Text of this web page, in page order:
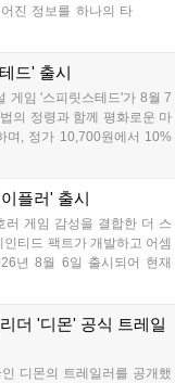
진 정보를 하나의 타
돕는 관제 허브입니
며 데이터 기반의 효
드' 출시
게임 '스피릿스테드'가 8월 7
의 정령과 함께 평화로운 마
며, 정가 10,700원에서 10%
벤처 모드와 크리에이티브
부담 없이 즐길 수 있는 힐링
플러' 출시
게임 감성을 결합한 더 스
티드 팩트가 개발하고 어셈
년 8월 6일 출시되어 현재
으로 연쇄살인 사건을 추적
더 '디몬' 공식 트레일
디몬의 트레일러를 공개했